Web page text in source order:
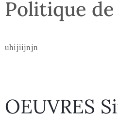
Politique
uhijiijnjn
OEUVRES